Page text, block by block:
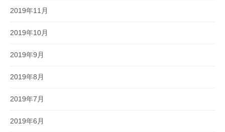
2019年11月
2019年10月
2019年9月
2019年8月
2019年7月
2019年6月